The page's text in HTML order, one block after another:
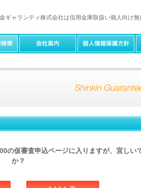
ギャランティ株式会社は信用金庫取扱い個人向け
の仮審査申込ページに入りますが、宜しい
か？